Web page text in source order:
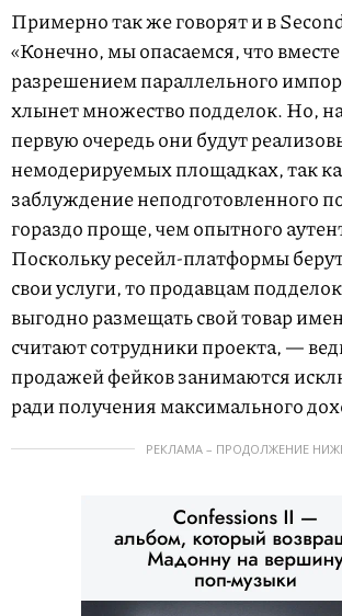
Примерно так же говорят и в
«Конечно, мы опасаемся, что вместе
разрешением параллельного
хлынет множество подделок. Но,
первую очередь они будут
немодерируемых площадках, так
заблуждение неподготовленного
гораздо проще, чем опытного
Поскольку ресейл-платформы
свои услуги, то продавцам
выгодно размещать свой товар
считают сотрудники проекта, —
продажей фейков занимаются
ради получения максимального
РЕКЛАМА – ПРОДОЛЖЕНИЕ